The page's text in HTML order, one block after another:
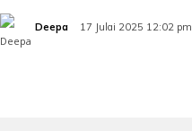
Deepa 17 Julai 2025 12:02 pm